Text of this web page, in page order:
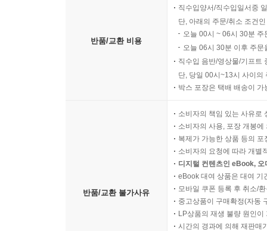
반품/교환 비용
직수입양서/직수입일서중
단, 아래의 주문/취소 조건
오늘 00시 ~ 06시 30분
오늘 06시 30분 이후 주
직수입 음반/영상물/기프트
단, 당일 00시~13시 사이의
박스 포장은 택배 배송이
반품/교환 불가사유
소비자의 책임 있는 사유로
소비자의 사용, 포장 개봉
복제가 가능한 상품 등의
소비자의 요청에 따라 개별
디지털 컨텐츠인 eBook,
eBook 대여 상품은 대여 기
모바일 쿠폰 등록 후 취소/
중고상품이 구매확정(자동
LP상품의 재생 불량 원인
시간의 경과에 의해 재판매